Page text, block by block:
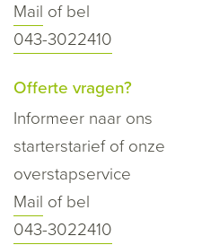
Mail of bel
043-3022410
Offerte vragen?
Informeer naar ons
starterstarief of onze
overstapservice
Mail of bel
043-3022410